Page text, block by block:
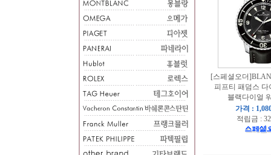
[스페셜오더
피프티 패덤스 다
블랙다이얼
가격 :
적립금 :